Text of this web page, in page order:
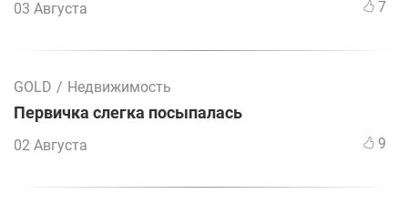
03 Августа 7
GOLD / Недвижимость
Первичка слегка посыпалась
02 Августа 9